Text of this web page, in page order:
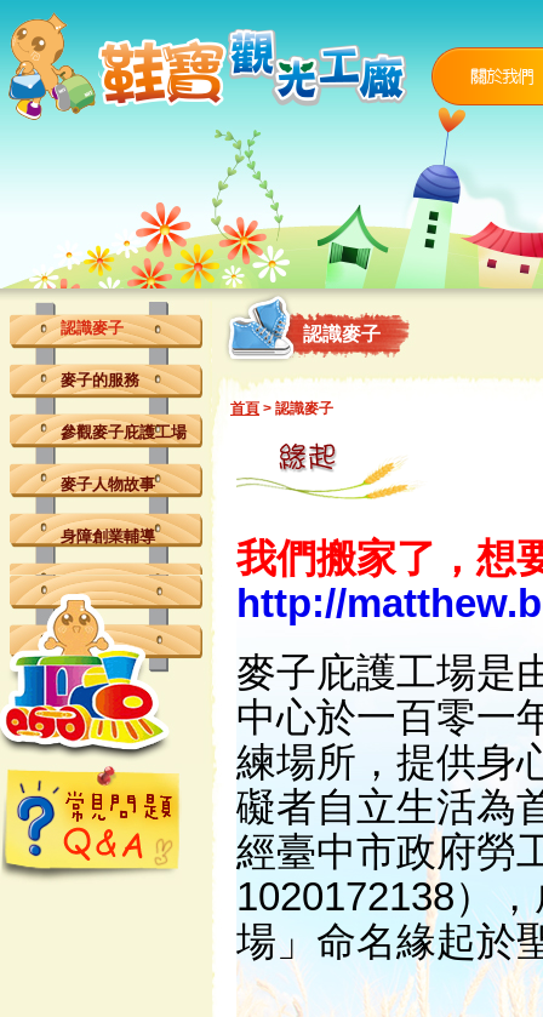
認識麥子
麥子的服務
參觀麥子庇護工場
麥子人物故事
身障創業輔導
認識麥子
首頁 > 認識麥子
我們搬家了，想
http://
麥子庇護工場是
中心於一百零一
練場所，提供身
礙者自立生活為
經臺中市政府勞
1020172138）
場」命名緣起於